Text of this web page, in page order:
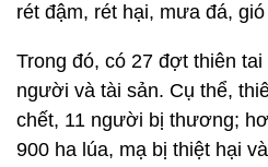
rét đậm, rét hại, mưa đá,
Trong đó, có 27 đợt thiên
người và tài sản. Cụ thể,
chết, 11 người bị thương;
900 ha lúa, mạ bị thiệt hại